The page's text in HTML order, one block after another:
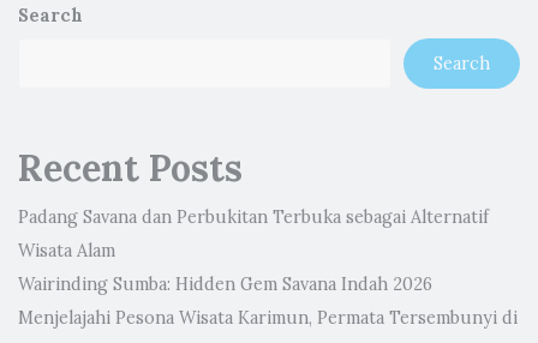
Search
Search
Recent Posts
Padang Savana dan Perbukitan Terbuka sebagai Alternatif
Wisata Alam
Wairinding Sumba: Hidden Gem Savana Indah 2026
Menjelajahi Pesona Wisata Karimun, Permata Tersembunyi di